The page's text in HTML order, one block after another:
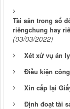
Tài sản trong sổ
riêngchung hay
(03/03/2022)
Xét xử vụ án
Điều kiện
Xin cấp lại
Định đoạt tài